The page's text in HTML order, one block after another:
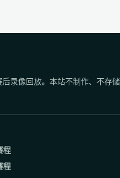
录像回放。本站不制作、不存
程
程